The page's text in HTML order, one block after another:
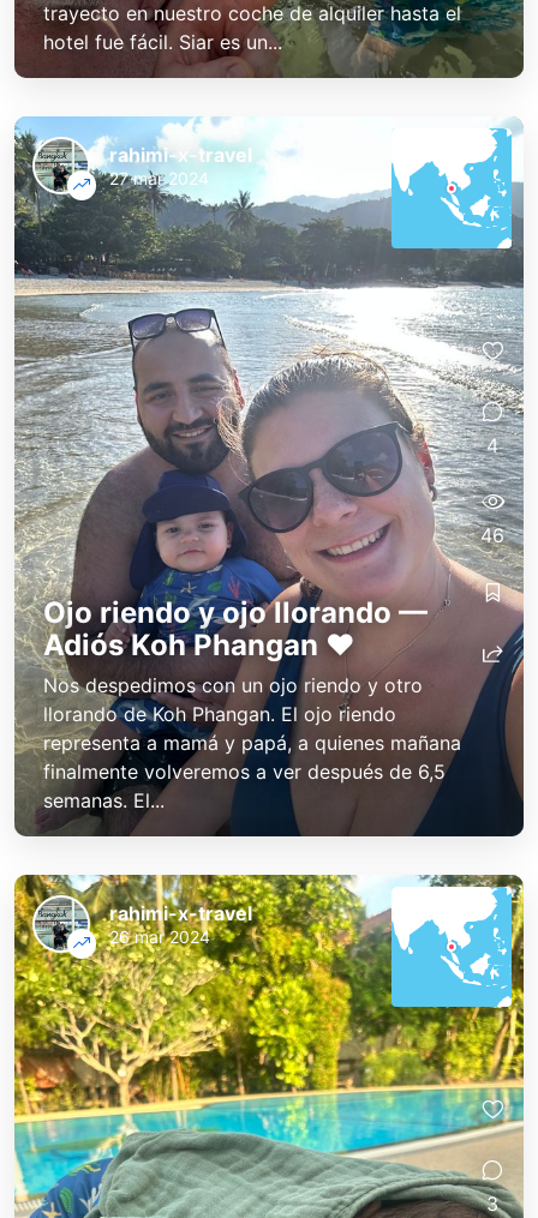
trayecto en nuestro coche de alquiler hasta el
hotel fue fácil. Siar es un...
Ojo riendo y ojo llorando —
Adiós Koh Phangan ❤️
Nos despedimos con un ojo riendo y otro
llorando de Koh Phangan. El ojo riendo
representa a mamá y papá, a quienes mañana
finalmente volveremos a ver después de 6,5
semanas. El...
rahimi-x-travel
27 mar 2024
4
46
rahimi-x-travel
26 mar 2024
3